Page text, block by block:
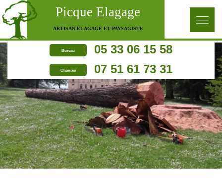
Picque Elagage
ARTISAN ELAGAGE ET PAYSAGISTE
Bureau 05 33 06 15 58
Chantier 07 51 61 73 31